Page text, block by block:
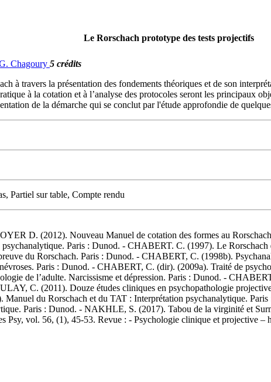
Le Rorschach prototype des tests projectifs
Chagoury 5 crédits
à travers la présentation des fondements théoriques et de son
à la cotation et à l’analyse des protocoles seront les principaux
de la démarche qui se conclut par l'étude approfondie de
Partiel sur table, Compte rendu
D. (2012). Nouveau Manuel de cotation des formes au
Paris : Dunod. - CHABERT. C. (1997). Le
du Rorschach. Paris : Dunod. - CHABERT, C. (1998b).
Paris : Dunod. - CHABERT, C. (dir). (2009a). Traité de
de l’adulte. Narcissisme et dépression. Paris : Dunod. -
C. (2011). Douze études cliniques en psychopathologie
du Rorschach et du TAT : Interprétation psychanalytique.
Paris : Dunod. - NAKHLE, S. (2017). Tabou de la virginité et
Psy, vol. 56, (1), 45-53. Revue : - Psychologie clinique et projective –